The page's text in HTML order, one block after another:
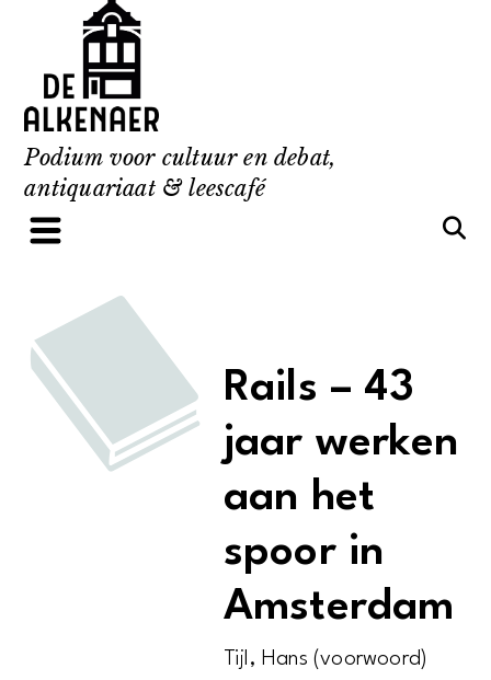
content
Podium voor cultuur en debat,
antiquariaat & leescafé
Rails – 43
jaar werken
aan het
spoor in
Amsterdam
Tijl, Hans (voorwoord)